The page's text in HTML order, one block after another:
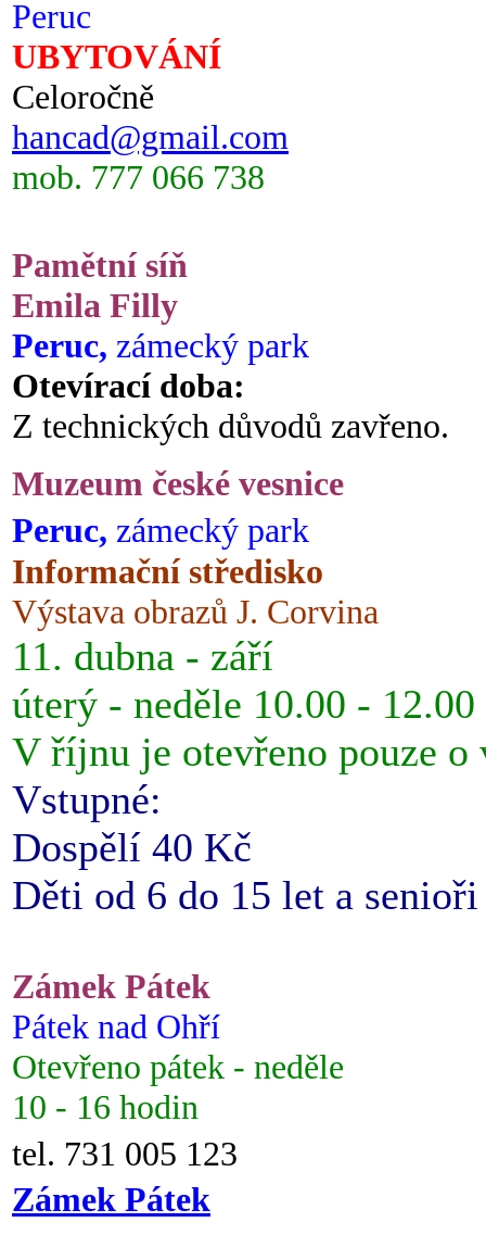
Peruc
UBYTOVÁNÍ
Celoročně
hancad@gmail.com
mob. 777 066 738
Pamětní síň
Emila Filly
Peruc, zámecký park
Otevírací doba:
Z technických důvodů zavřeno.
Muzeum české vesnice
Peruc, zámecký park
Informační středisko
Výstava obrazů J. Corvina
11. dubna - září
úterý - neděle 10.00 -
V říjnu je otevřeno pouze o
Vstupné:
Dospělí 40 Kč
Děti od 6 do 15 let a
Zámek Pátek
Pátek nad Ohří
Otevřeno pátek - neděle
10 - 16 hodin
tel. 731 005 123
Zámek Pátek